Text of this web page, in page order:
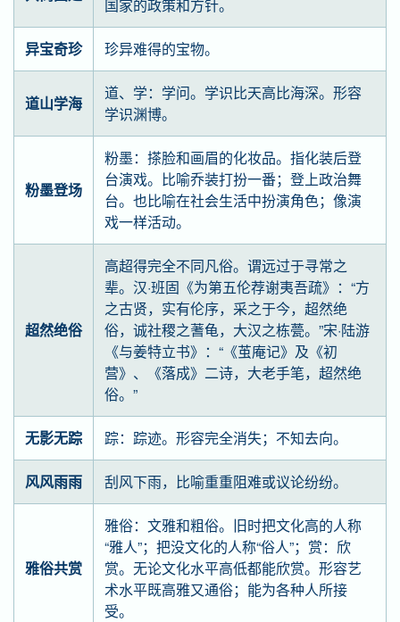
国家的政策和方针。
异宝奇珍 珍异难得的宝物。
道山学海
道、学：学问。学识比天高比海深。形容
学识渊博。
粉墨登场
粉墨：搽脸和画眉的化妆品。指化装后登
台演戏。比喻乔装打扮一番；登上政治舞
台。也比喻在社会生活中扮演角色；像演
戏一样活动。
超然绝俗
高超得完全不同凡俗。谓远过于寻常之
辈。汉·班固《为第五伦荐谢夷吾疏》：“方
之古贤，实有伦序，采之于今，超然绝
俗，诚社稷之蓍龟，大汉之栋甍。”宋·陆游
《与姜特立书》：“《茧庵记》及《初
营》、《落成》二诗，大老手笔，超然绝
俗。”
无影无踪 踪：踪迹。形容完全消失；不知去向。
风风雨雨 刮风下雨，比喻重重阻难或议论纷纷。
雅俗共赏
雅俗：文雅和粗俗。旧时把文化高的人称
“雅人”；把没文化的人称“俗人”；赏：欣
赏。无论文化水平高低都能欣赏。形容艺
术水平既高雅又通俗；能为各种人所接
受。